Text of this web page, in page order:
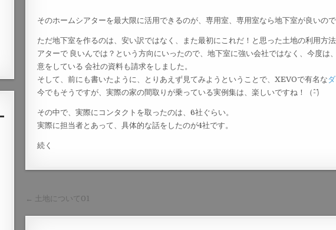
そのホームシアターを最大限に活用できるのが、専用室、専用室なら地下室が良いので
ただ地下室を作るのは、安い訳ではなく、また最初にこれだ！と思った土地の利用方
アターで 良いんでは？という方向にいったので、地下室に強い会社ではなく、今度
意をしている 会社の資料も請求をしました。
そして、前にも書いたように、とりあえず見てみようということで、XEVOで有名な
今でもそうですが、実際の家の間取りが乗っている実例集は、楽しいですね！（^-^）
その中で、実際にコンタクトを取ったのは、6社ぐらい。
実際に担当者とあって、具体的な話をしたのが4社です。
続く
投
稿
← 土地について01